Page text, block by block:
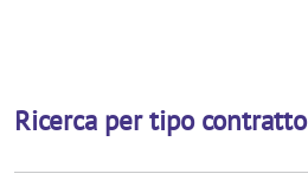
Ricerca per tipo contratto